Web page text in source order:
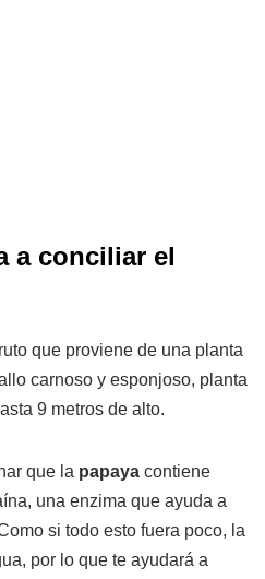
a conciliar el
que proviene de una planta
carnoso y esponjoso, planta
9 metros de alto.
que la papaya contiene
una enzima que ayuda a
si todo esto fuera poco, la
por lo que te ayudará a